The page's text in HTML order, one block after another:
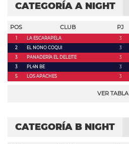
CATEGORÍA A NIGHT
POS CLUB PJ
1 LA ESCARAPELA 3
2
EL NONO COQUI 3
3
PANADERÍA EL DELEITE 3
3
PL4N BE 3
5
LOS APACHES 3
VER TABLA
CATEGORÍA B NIGHT